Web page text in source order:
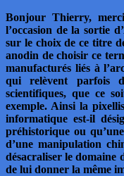
Bonjour Thierry,
l’occasion de la sortie d’
sur le choix de ce titre
anodin de choisir ce
manufacturés liés à
qui relèvent parfois
scientifiques, que ce
exemple. Ainsi la
informatique est-il
préhistorique ou
d’une manipulation
désacraliser le domaine
de lui donner la même